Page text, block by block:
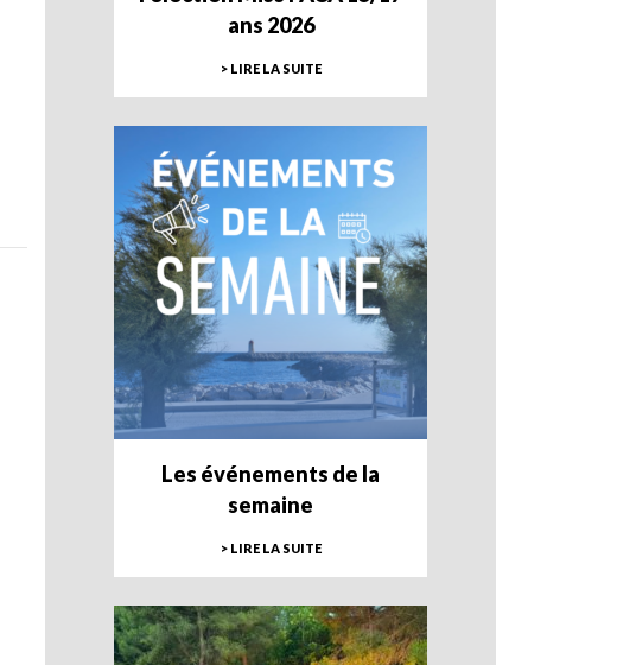
ans 2026
> LIRE LA SUITE
Les événements de la
semaine
> LIRE LA SUITE